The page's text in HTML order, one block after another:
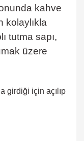
kahve
kolaylıkla
tutma sapı,
üzere
girdiği için açılıp